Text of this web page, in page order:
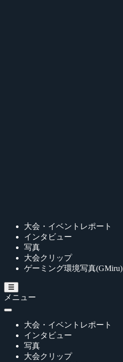
大会・イベントレポート
インタビュー
写真
大会クリップ
ゲーミング環境写真(GMiru)
メニュー
大会・イベントレポート
インタビュー
写真
大会クリップ